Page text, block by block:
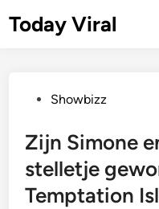
naar
Today Viral
Geplaatst
Showbizz
Zijn Simone
stelletje
Temptation